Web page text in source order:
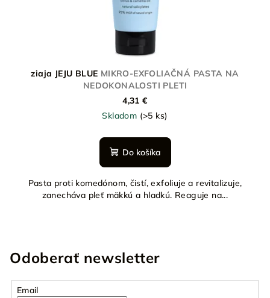
ziaja JEJU BLUE MIKRO-EXFOLIAČNÁ PASTA NA
NEDOKONALOSTI PLETI
4,31 €
Skladom (>5 ks)
Do košíka
Pasta proti komedónom, čistí, exfoliuje a revitalizuje,
zanecháva pleť mäkkú a hladkú. Reaguje na...
Odoberať newsletter
Email